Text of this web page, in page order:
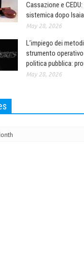
Cassazione e
sistemica dopo
May 28, 2026
L’impiego dei
strumento
politica pubblica:
May 28, 2026